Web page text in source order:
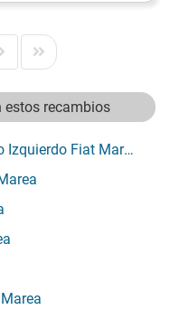
estos recambios
Fiat Marea